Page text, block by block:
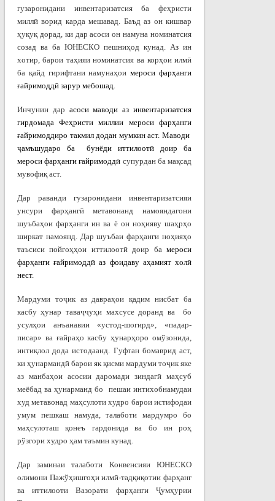
гузаронидани инвентаризатсия ба феҳристи
миллӣ ворид карда мешавад. Баъд аз он кишвар
ҳуқуқ дорад, ки дар асоси он намуна номинатсия
созад ва ба ЮНЕСКО пешниҳод кунад. Аз ин
хотир, барои таҳияи номинатсия ва корҳои илмӣ
ба қайд гирифтани намунаҳоимероси фарҳанги
ғайримоддӣ зарур мебошад
Инчунин дар асоси маводи аз инвентаризатсия
гирдомада Феҳристи миллии мероси фарҳанги
ғайримоддиро такмил додан мумкин аст. Маводи
ҷамъшударо ба бунёди иттилоотӣ доир ба
мероси фарҳанги ғайримоддӣ супурдан ба мақсад
мувофиқ аст.
Дар раванди гузаронидани инвентаризатсияи
унсури фарҳангӣ метавонанд намояндагони
шуъбаҳои фарҳанги ин ва ё он ноҳияву шаҳрҳо
ширкат намоянд. Дар шуъбаи фарҳанги ноҳияҳо
таъсиси пойгоҳҳои иттилоотӣ доир бамероси
фарҳанги ғайримоддӣ аз фоидаву аҳамият холӣ
нест.
Мардуми тоҷик аз давраҳои қадим нисбат ба
касбу ҳунар таваҷҷуҳи махсусе доранд ва бо
усулҳои анъанавии «устод-шогирд», «падар-
писар» ва ғайраҳо касбу ҳунарҳоро омўзонида,
интиқлол дода истодаанд. Гуфтан бомаврид аст,
ки ҳунармандӣбарои як қисми мардуми тоҷик яке
аз манбаҳои асосии даромади зиндагӣ маҳсуб
меёбад ва ҳунарманд бо пешаи интихобнамудаи
худ метавонад маҳсулоти худро барои истифодаи
умум пешкаш намуда, талаботи мардумро бо
маҳсулоташ қонеъ гардонида ва бо ин роҳ
рўзгори худро ҳам таъмин кунад.
Дар заминаи талаботи Конвенсияи ЮНЕСКО
олимони Пажўҳишгоҳи илмӣ-тадқиқотии фарҳанг
ва иттилооти Вазорати фарҳанги Ҷумҳурии